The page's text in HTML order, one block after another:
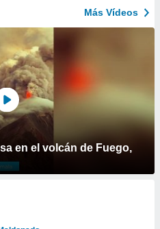
Más Vídeos
en el volcán de Fuego,